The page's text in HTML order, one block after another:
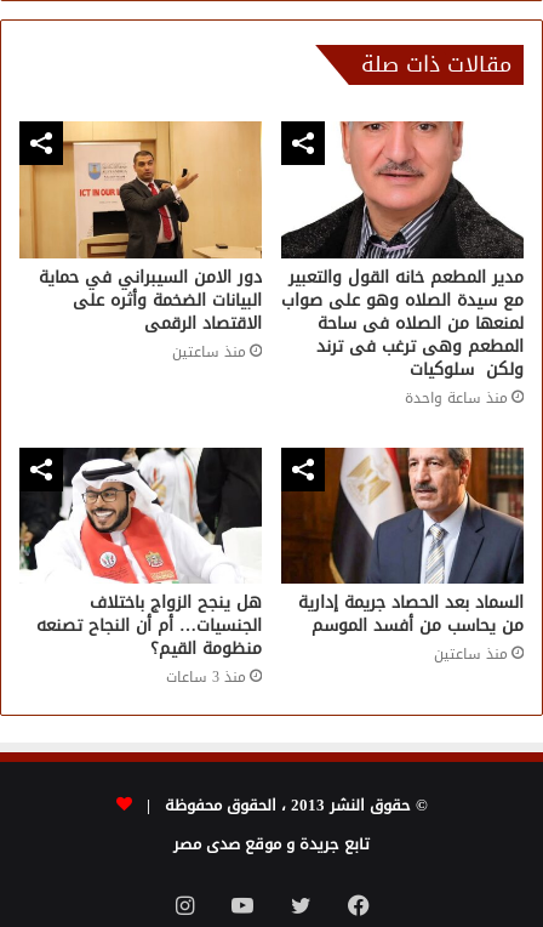
مقالات ذات صلة
مدير المطعم خانه القول والتعبير
مع سيدة الصلاه وهو على صواب
لمنعها من الصلاه فى ساحة
المطعم وهى ترغب فى ترند
ولكن سلوكيات
منذ ساعة واحدة
دور الامن السيبراني في حماية
البيانات الضخمة وأثره على
الاقتصاد الرقمى
منذ ساعتين
السماد بعد الحصاد جريمة إدارية
من يحاسب من أفسد الموسم
منذ ساعتين
هل ينجح الزواج باختلاف
الجنسيات… أم أن النجاح تصنعه
منظومة القيم؟
منذ 3 ساعات
© حقوق النشر 2013 ، الحقوق محفوظة |
تابع جريدة و موقع صدى مصر
فيسبوك تويتر يوتيوبانستقرام